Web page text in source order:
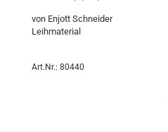
von Enjott Schneider
Leihmaterial
Art.Nr.: 80440